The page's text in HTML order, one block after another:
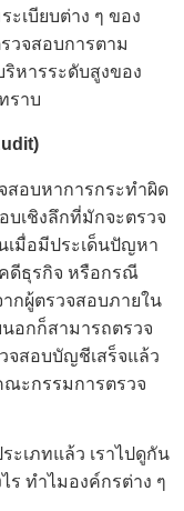
เบียบต่าง ๆ ของ
วจสอบการตาม
หารระดับสูงของ
ราบ
สอบหาการกระทำผิด
บเชิงลึกที่มักจะตรวจ
เมื่อมีประเด็นปัญหา
ดีธุรกิจ หรือกรณี
กผู้ตรวจสอบภายใน
อกก็สามารถตรวจ
จสอบบัญชีเสร็จแล้ว
ะกรรมการตรวจ
เภทแล้ว เราไปดูกัน
ร ทำไมองค์กรต่าง ๆ